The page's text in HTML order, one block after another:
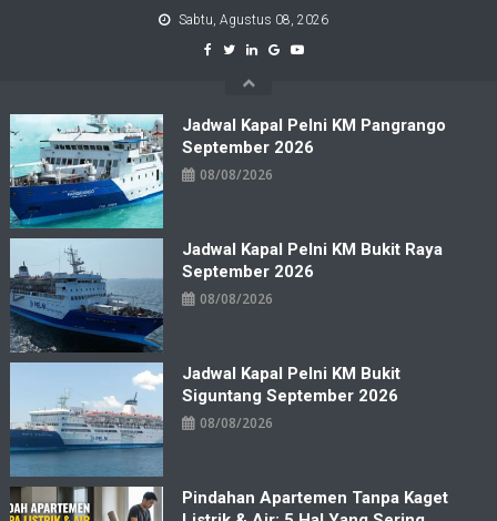
Sabtu, Agustus 08, 2026
Jadwal Kapal Pelni KM Pangrango
September 2026
08/08/2026
Jadwal Kapal Pelni KM Bukit Raya
September 2026
08/08/2026
Jadwal Kapal Pelni KM Bukit
Siguntang September 2026
08/08/2026
Pindahan Apartemen Tanpa Kaget